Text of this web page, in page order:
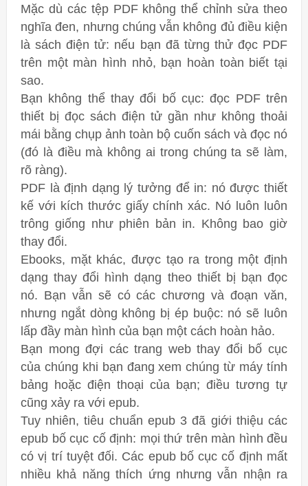
Mặc dù các tệp PDF không thể chỉnh sửa theo
nghĩa đen, nhưng chúng vẫn không đủ điều kiện
là sách điện tử: nếu bạn đã từng thử đọc PDF
trên một màn hình nhỏ, bạn hoàn toàn biết tại
sao.
Bạn không thể thay đổi bố cục: đọc PDF trên
thiết bị đọc sách điện tử gần như không thoải
mái bằng chụp ảnh toàn bộ cuốn sách và đọc nó
(đó là điều mà không ai trong chúng ta sẽ làm,
rõ ràng).
PDF là định dạng lý tưởng để in: nó được thiết
kế với kích thước giấy chính xác. Nó luôn luôn
trông giống như phiên bản in. Không bao giờ
thay đổi.
Ebooks, mặt khác, được tạo ra trong một định
dạng thay đổi hình dạng theo thiết bị bạn đọc
nó. Bạn vẫn sẽ có các chương và đoạn văn,
nhưng ngắt dòng không bị ép buộc: nó sẽ luôn
lấp đầy màn hình của bạn một cách hoàn hảo.
Bạn mong đợi các trang web thay đổi bố cục
của chúng khi bạn đang xem chúng từ máy tính
bảng hoặc điện thoại của bạn; điều tương tự
cũng xảy ra với epub.
Tuy nhiên, tiêu chuẩn epub 3 đã giới thiệu các
epub bố cục cố định: mọi thứ trên màn hình đều
có vị trí tuyệt đối. Các epub bố cục cố định mất
nhiều khả năng thích ứng nhưng vẫn nhận ra